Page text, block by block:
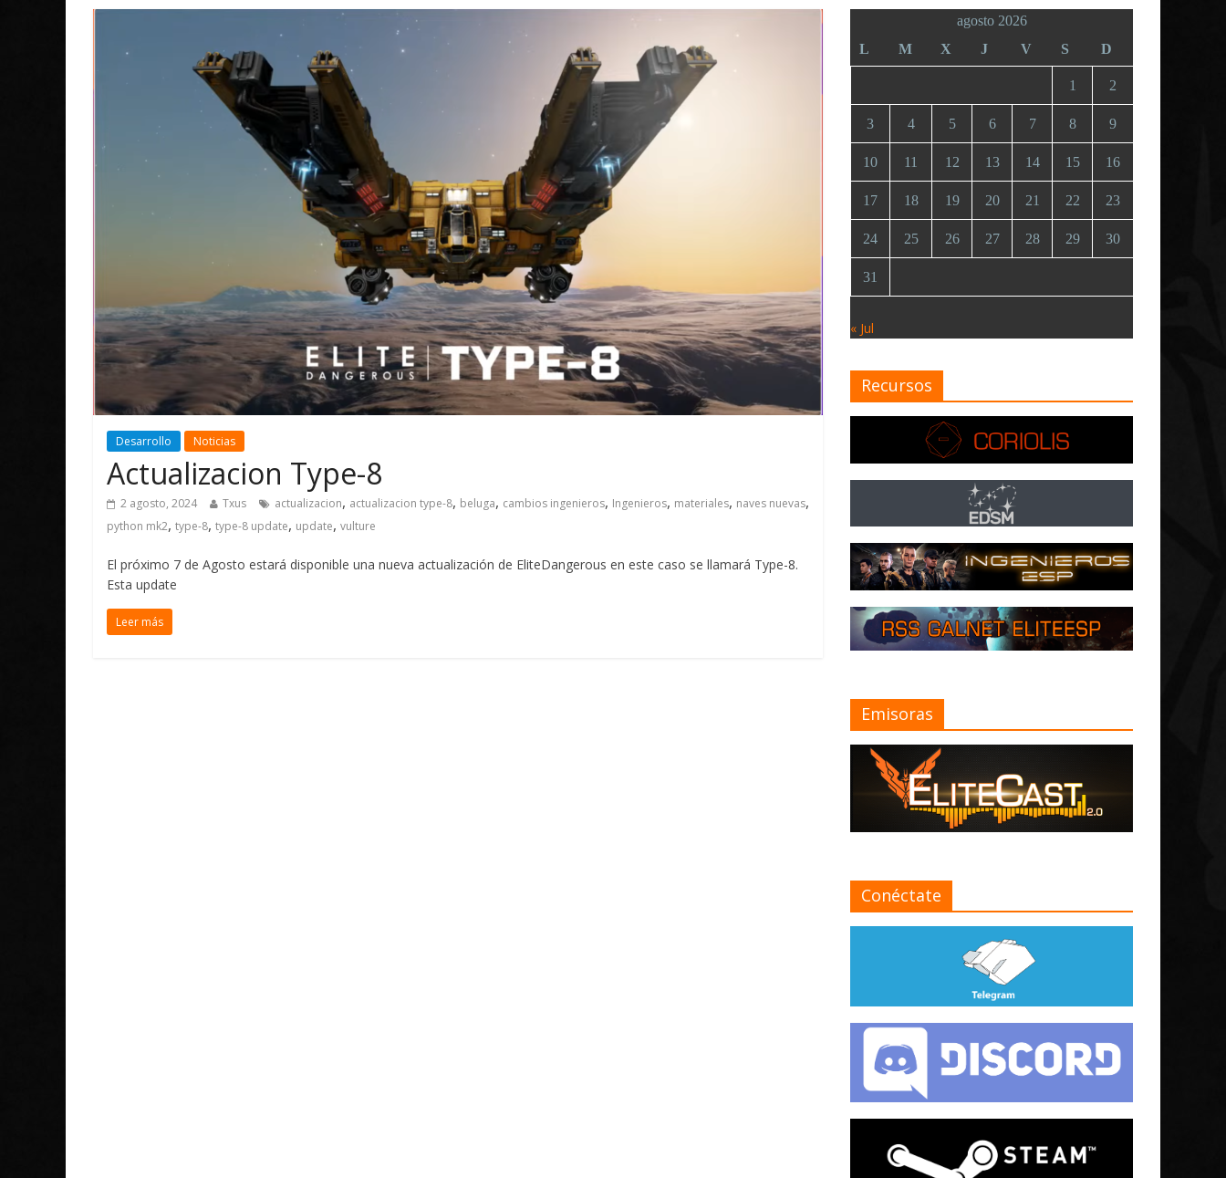
Desarrollo Noticias
Actualizacion Type-8
2 agosto, 2024 Txus actualizacion, actualizacion type-8, beluga, cambios ingenieros, Ingenieros, materiales, naves nuevas,
python mk2, type-8, type-8 update, update, vulture
El próximo 7 de Agosto estará disponible una nueva actualización de EliteDangerous en este caso se llamará Type-8.
Esta update
Leer más
agosto 2026
L
M X J V S D
1 2
3 4 5 6 7 8 9
10 11 12 13 14 15 16
17 18 19 20 21 22 23
24 25 26 27 28 29 30
31
« Jul
Recursos
Emisoras
Conéctate